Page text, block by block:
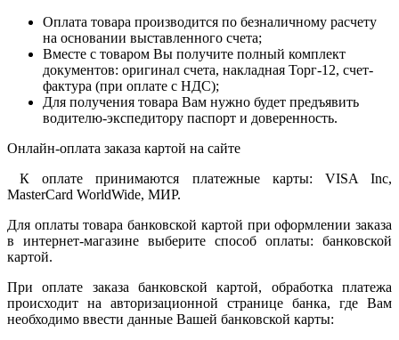
Оплата товара производится по безналичному расчету
на основании выставленного счета;
Вместе с товаром Вы получите полный комплект
документов: оригинал счета, накладная Торг-12, счет-
фактура (при оплате с НДС);
Для получения товара Вам нужно будет предъявить
водителю-экспедитору паспорт и доверенность.
Онлайн-оплата заказа картой на сайте
К оплате принимаются платежные карты: VISA Inc,
MasterCard WorldWide, МИР.
Для оплаты товара банковской картой при оформлении заказа
в интернет-магазине выберите способ оплаты: банковской
картой.
При оплате заказа банковской картой, обработка платежа
происходит на авторизационной странице банка, где Вам
необходимо ввести данные Вашей банковской карты: